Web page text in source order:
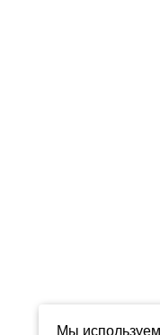
Мы